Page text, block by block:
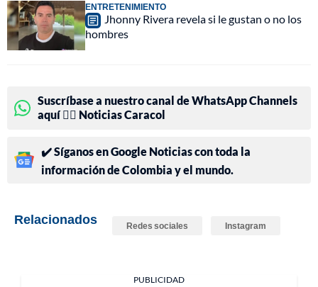
ENTRETENIMIENTO
Jhonny Rivera revela si le gustan o no los
hombres
Suscríbase a nuestro canal de WhatsApp Channels
aquí 👉🏻 Noticias Caracol
✔️ Síganos en Google Noticias con toda la
información de Colombia y el mundo.
Relacionados Redes sociales Instagram
PUBLICIDAD